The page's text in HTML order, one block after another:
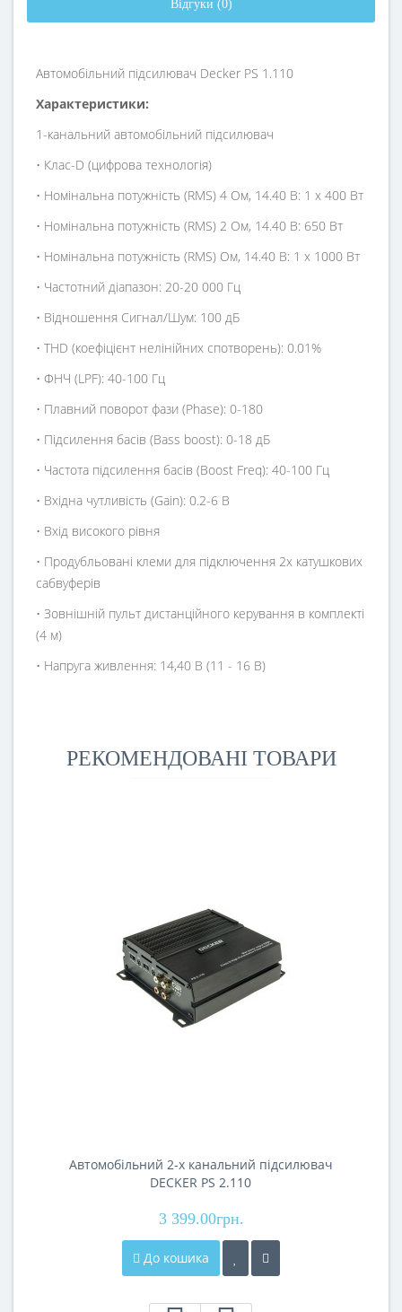
Відгуки (0)
Автомобільний підсилювач Decker PS 1.110
Характеристики:
1-канальний автомобільний підсилювач
• Клас-D (цифрова технологія)
• Номінальна потужність (RMS) 4 Ом, 14.40 В: 1 х 400 Вт
• Номінальна потужність (RMS) 2 Ом, 14.40 В: 650 Вт
• Номінальна потужність (RMS) Ом, 14.40 В: 1 х 1000 Вт
• Частотний діапазон: 20-20 000 Гц
• Відношення Сигнал/Шум: 100 дБ
• THD (коефіцієнт нелінійних спотворень): 0.01%
• ФНЧ (LPF): 40-100 Гц
• Плавний поворот фази (Phase): 0-180
• Підсилення басів (Bass boost): 0-18 дБ
• Частота підсилення басів (Boost Freq): 40-100 Гц
• Вхідна чутливість (Gain): 0.2-6 В
• Вхід високого рівня
• Продубльовані клеми для підключення 2х катушкових
сабвуферів
• Зовнішній пульт дистанційного керування в комплекті
(4 м)
• Напруга живлення: 14,40 В (11 - 16 В)
РЕКОМЕНДОВАНІ ТОВАРИ
Автомобільний 2-х канальний підсилювач
DECKER PS 2.110
3 399.00грн.
До кошика